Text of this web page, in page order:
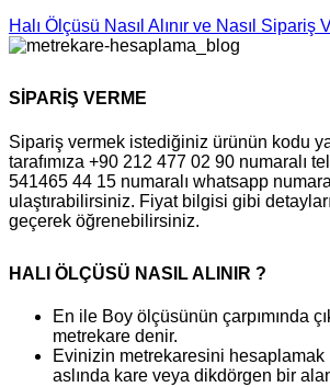
Halı Ölçüsü Nasıl Alınır ve Nasıl Sipariş
SİPARİŞ VERME
Sipariş vermek istediğiniz ürünün kodu
tarafımıza +90 212 477 02 90 numaralı
541465 44 15 numaralı whatsapp
ulaştırabilirsiniz. Fiyat bilgisi gibi
geçerek öğrenebilirsiniz.
HALI ÖLÇÜSÜ NASIL ALINIR ?
En ile Boy ölçüsünün çarpımında
metrekare denir.
Evinizin metrekaresini hesaplamak
aslında kare veya dikdörgen bir